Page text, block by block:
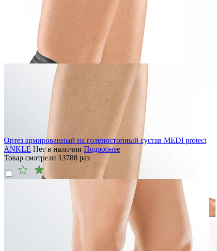
Ортез армированный на голеностопный сустав MEDI protect
ANKLE Нет в наличии Подробнее
Товар смотрели 13788 раз